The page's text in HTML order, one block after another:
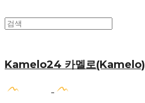
Kamelo24 카멜로(Kamelo)